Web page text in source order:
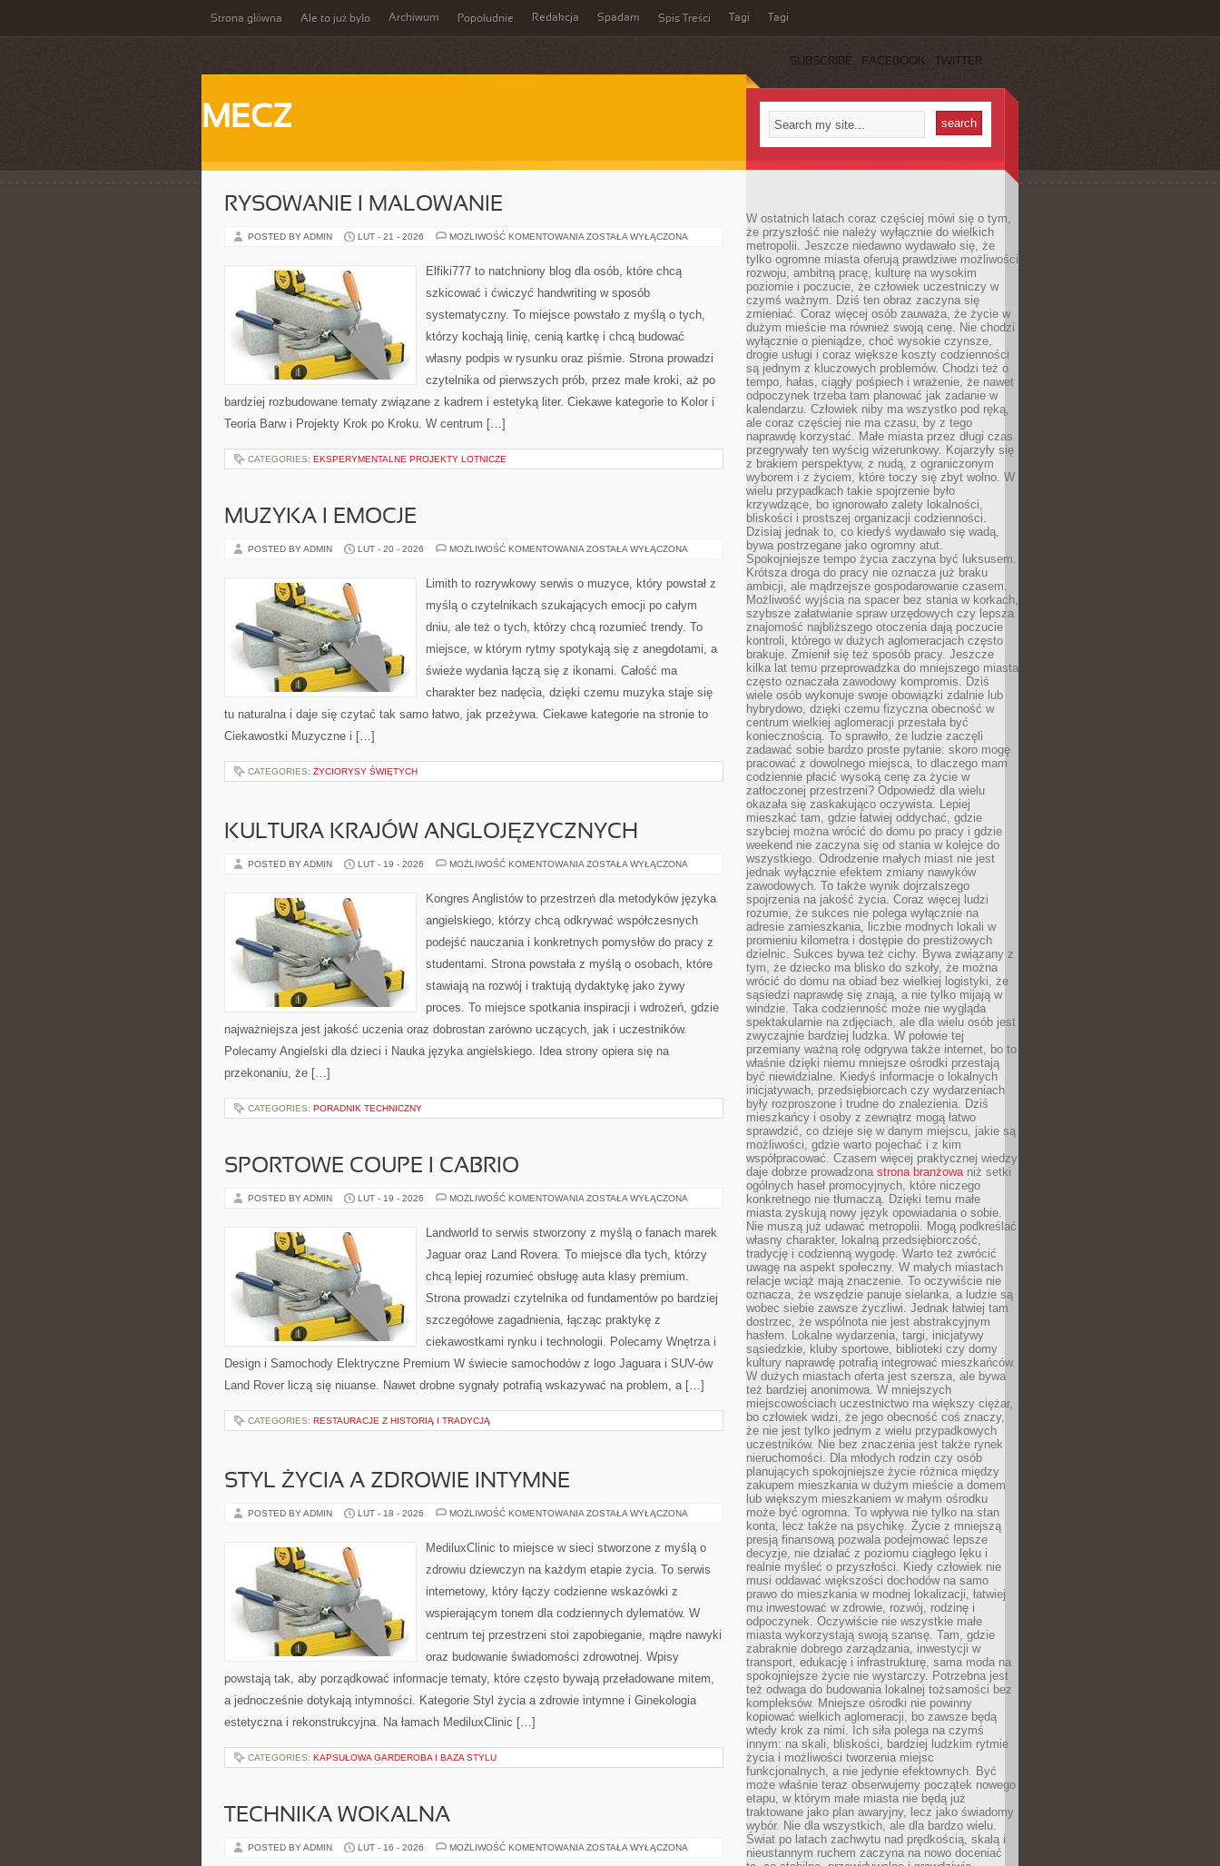
Strona główna Ale to już było Archiwum Popołudnie Redakcja Spadam Spis Treści Tagi Tagi
SUBSCRIBE FACEBOOK TWITTER
MECZ
RYSOWANIE I MALOWANIE
POSTED BY ADMIN LUT - 21 - 2026 MOŻLIWOŚĆ KOMENTOWANIA RYSOWANIE
ZOSTAŁA WYŁĄCZONA
Elfiki777 to natchniony blog dla osób, które chcą
szkicować i ćwiczyć handwriting w sposób
systematyczny. To miejsce powstało z myślą o tych,
którzy kochają linię, cenią kartkę i chcą budować
własny podpis w rysunku oraz piśmie. Strona prowadzi
czytelnika od pierwszych prób, przez małe kroki, aż po
bardziej rozbudowane tematy związane z kadrem i estetyką liter. Ciekawe kategorie to Kolor i
Teoria Barw i Projekty Krok po Kroku. W centrum […]
CATEGORIES: EKSPERYMENTALNE PROJEKTY LOTNICZE
MUZYKA I EMOCJE
POSTED BY ADMIN LUT - 20 - 2026 MOŻLIWOŚĆ KOMENTOWANIA MUZYKA
ZOSTAŁA WYŁĄCZONA
Limith to rozrywkowy serwis o muzyce, który powstał z
myślą o czytelnikach szukających emocji po całym
dniu, ale też o tych, którzy chcą rozumieć trendy. To
miejsce, w którym rytmy spotykają się z anegdotami, a
świeże wydania łączą się z ikonami. Całość ma
charakter bez nadęcia, dzięki czemu muzyka staje się
tu naturalna i daje się czytać tak samo łatwo, jak przeżywa. Ciekawe kategorie na stronie to
Ciekawostki Muzyczne i […]
CATEGORIES: ŻYCIORYSY ŚWIĘTYCH
KULTURA KRAJÓW ANGLOJĘZYCZNYCH
POSTED BY ADMIN LUT - 19 - 2026 MOŻLIWOŚĆ KOMENTOWANIA KULTURA
ZOSTAŁA WYŁĄCZONA
Kongres Anglistów to przestrzeń dla metodyków języka
angielskiego, którzy chcą odkrywać współczesnych
podejść nauczania i konkretnych pomysłów do pracy z
studentami. Strona powstała z myślą o osobach, które
stawiają na rozwój i traktują dydaktykę jako żywy
proces. To miejsce spotkania inspiracji i wdrożeń, gdzie
najważniejsza jest jakość uczenia oraz dobrostan zarówno uczących, jak i uczestników.
Polecamy Angielski dla dzieci i Nauka języka angielskiego. Idea strony opiera się na
przekonaniu, że […]
CATEGORIES: PORADNIK TECHNICZNY
SPORTOWE COUPE I CABRIO
POSTED BY ADMIN LUT - 19 - 2026 MOŻLIWOŚĆ KOMENTOWANIA SPORTOWE
CABRIO
ZOSTAŁA WYŁĄCZONA
Landworld to serwis stworzony z myślą o fanach marek
Jaguar oraz Land Rovera. To miejsce dla tych, którzy
chcą lepiej rozumieć obsługę auta klasy premium.
Strona prowadzi czytelnika od fundamentów po bardziej
szczegółowe zagadnienia, łącząc praktykę z
ciekawostkami rynku i technologii. Polecamy Wnętrza i
Design i Samochody Elektryczne Premium W świecie samochodów z logo Jaguara i SUV-ów
Land Rover liczą się niuanse. Nawet drobne sygnały potrafią wskazywać na problem, a […]
CATEGORIES: RESTAURACJE Z HISTORIĄ I TRADYCJĄ
STYL ŻYCIA A ZDROWIE INTYMNE
POSTED BY ADMIN LUT - 18 - 2026 MOŻLIWOŚĆ KOMENTOWANIA STYL
ZDROWIE
INTYMNE
ZOSTAŁA WYŁĄCZONA
MediluxClinic to miejsce w sieci stworzone z myślą o
zdrowiu dziewczyn na każdym etapie życia. To serwis
internetowy, który łączy codzienne wskazówki z
wspierającym tonem dla codziennych dylematów. W
centrum tej przestrzeni stoi zapobieganie, mądre nawyki
oraz budowanie świadomości zdrowotnej. Wpisy
powstają tak, aby porządkować informacje tematy, które często bywają przeładowane mitem,
a jednocześnie dotykają intymności. Kategorie Styl życia a zdrowie intymne i Ginekologia
estetyczna i rekonstrukcyjna. Na łamach MediluxClinic […]
CATEGORIES: KAPSUŁOWA GARDEROBA I BAZA STYLU
TECHNIKA WOKALNA
POSTED BY ADMIN LUT - 16 - 2026 MOŻLIWOŚĆ KOMENTOWANIA TECHNIKA
ZOSTAŁA WYŁĄCZONA
W ostatnich latach coraz częściej mówi się o tym,
że przyszłość nie należy wyłącznie do wielkich
metropolii. Jeszcze niedawno wydawało się, że
tylko ogromne miasta oferują prawdziwe możliwości
rozwoju, ambitną pracę, kulturę na wysokim
poziomie i poczucie, że człowiek uczestniczy w
czymś ważnym. Dziś ten obraz zaczyna się
zmieniać. Coraz więcej osób zauważa, że życie w
dużym mieście ma również swoją cenę. Nie chodzi
wyłącznie o pieniądze, choć wysokie czynsze,
drogie usługi i coraz większe koszty codzienności
są jednym z kluczowych problemów. Chodzi też o
tempo, hałas, ciągły pośpiech i wrażenie, że nawet
odpoczynek trzeba tam planować jak zadanie w
kalendarzu. Człowiek niby ma wszystko pod ręką,
ale coraz częściej nie ma czasu, by z tego
naprawdę korzystać. Małe miasta przez długi czas
przegrywały ten wyścig wizerunkowy. Kojarzyły się
z brakiem perspektyw, z nudą, z ograniczonym
wyborem i z życiem, które toczy się zbyt wolno. W
wielu przypadkach takie spojrzenie było
krzywdzące, bo ignorowało zalety lokalności,
bliskości i prostszej organizacji codzienności.
Dzisiaj jednak to, co kiedyś wydawało się wadą,
bywa postrzegane jako ogromny atut.
Spokojniejsze tempo życia zaczyna być luksusem.
Krótsza droga do pracy nie oznacza już braku
ambicji, ale mądrzejsze gospodarowanie czasem.
Możliwość wyjścia na spacer bez stania w korkach,
szybsze załatwianie spraw urzędowych czy lepsza
znajomość najbliższego otoczenia dają poczucie
kontroli, którego w dużych aglomeracjach często
brakuje. Zmienił się też sposób pracy. Jeszcze
kilka lat temu przeprowadzka do mniejszego miasta
często oznaczała zawodowy kompromis. Dziś
wiele osób wykonuje swoje obowiązki zdalnie lub
hybrydowo, dzięki czemu fizyczna obecność w
centrum wielkiej aglomeracji przestała być
koniecznością. To sprawiło, że ludzie zaczęli
zadawać sobie bardzo proste pytanie: skoro mogę
pracować z dowolnego miejsca, to dlaczego mam
codziennie płacić wysoką cenę za życie w
zatłoczonej przestrzeni? Odpowiedź dla wielu
okazała się zaskakująco oczywista. Lepiej
mieszkać tam, gdzie łatwiej oddychać, gdzie
szybciej można wrócić do domu po pracy i gdzie
weekend nie zaczyna się od stania w kolejce do
wszystkiego. Odrodzenie małych miast nie jest
jednak wyłącznie efektem zmiany nawyków
zawodowych. To także wynik dojrzalszego
spojrzenia na jakość życia. Coraz więcej ludzi
rozumie, że sukces nie polega wyłącznie na
adresie zamieszkania, liczbie modnych lokali w
promieniu kilometra i dostępie do prestiżowych
dzielnic. Sukces bywa też cichy. Bywa związany z
tym, że dziecko ma blisko do szkoły, że można
wrócić do domu na obiad bez wielkiej logistyki, że
sąsiedzi naprawdę się znają, a nie tylko mijają w
windzie. Taka codzienność może nie wygląda
spektakularnie na zdjęciach, ale dla wielu osób jest
zwyczajnie bardziej ludzka. W połowie tej
przemiany ważną rolę odgrywa także internet, bo to
właśnie dzięki niemu mniejsze ośrodki przestają
być niewidzialne. Kiedyś informacje o lokalnych
inicjatywach, przedsiębiorcach czy wydarzeniach
były rozproszone i trudne do znalezienia. Dziś
mieszkańcy i osoby z zewnątrz mogą łatwo
sprawdzić, co dzieje się w danym miejscu, jakie są
możliwości, gdzie warto pojechać i z kim
współpracować. Czasem więcej praktycznej wiedzy
daje dobrze prowadzona strona branżowaniż setki
ogólnych haseł promocyjnych, które niczego
konkretnego nie tłumaczą. Dzięki temu małe
miasta zyskują nowy język opowiadania o sobie.
Nie muszą już udawać metropolii. Mogą podkreślać
własny charakter, lokalną przedsiębiorczość,
tradycję i codzienną wygodę. Warto też zwrócić
uwagę na aspekt społeczny. W małych miastach
relacje wciąż mają znaczenie. To oczywiście nie
oznacza, że wszędzie panuje sielanka, a ludzie są
wobec siebie zawsze życzliwi. Jednak łatwiej tam
dostrzec, że wspólnota nie jest abstrakcyjnym
hasłem. Lokalne wydarzenia, targi, inicjatywy
sąsiedzkie, kluby sportowe, biblioteki czy domy
kultury naprawdę potrafią integrować mieszkańców.
W dużych miastach oferta jest szersza, ale bywa
też bardziej anonimowa. W mniejszych
miejscowościach uczestnictwo ma większy ciężar,
bo człowiek widzi, że jego obecność coś znaczy,
że nie jest tylko jednym z wielu przypadkowych
uczestników. Nie bez znaczenia jest także rynek
nieruchomości. Dla młodych rodzin czy osób
planujących spokojniejsze życie różnica między
zakupem mieszkania w dużym mieście a domem
lub większym mieszkaniem w małym ośrodku
może być ogromna. To wpływa nie tylko na stan
konta, lecz także na psychikę. Życie z mniejszą
presją finansową pozwala podejmować lepsze
decyzje, nie działać z poziomu ciągłego lęku i
realnie myśleć o przyszłości. Kiedy człowiek nie
musi oddawać większości dochodów na samo
prawo do mieszkania w modnej lokalizacji, łatwiej
mu inwestować w zdrowie, rozwój, rodzinę i
odpoczynek. Oczywiście nie wszystkie małe
miasta wykorzystają swoją szansę. Tam, gdzie
zabraknie dobrego zarządzania, inwestycji w
transport, edukację i infrastrukturę, sama moda na
spokojniejsze życie nie wystarczy. Potrzebna jest
też odwaga do budowania lokalnej tożsamości bez
kompleksów. Mniejsze ośrodki nie powinny
kopiować wielkich aglomeracji, bo zawsze będą
wtedy krok za nimi. Ich siła polega na czymś
innym: na skali, bliskości, bardziej ludzkim rytmie
życia i możliwości tworzenia miejsc
funkcjonalnych, a nie jedynie efektownych. Być
może właśnie teraz obserwujemy początek nowego
etapu, w którym małe miasta nie będą już
traktowane jako plan awaryjny, lecz jako świadomy
wybór. Nie dla wszystkich, ale dla bardzo wielu.
Świat po latach zachwytu nad prędkością, skalą i
nieustannym ruchem zaczyna na nowo doceniać